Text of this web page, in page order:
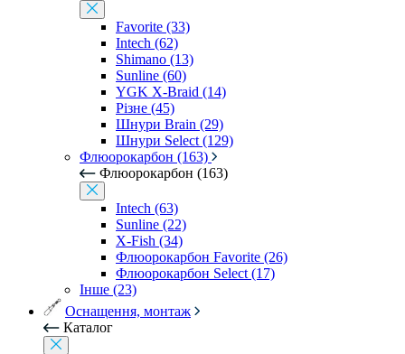
Favorite (33)
Intech (62)
Shimano (13)
Sunline (60)
YGK X-Braid (14)
Різне (45)
Шнури Brain (29)
Шнури Select (129)
Флюорокарбон (163)
Флюорокарбон (163)
Intech (63)
Sunline (22)
X-Fish (34)
Флюорокарбон Favorite (26)
Флюорокарбон Select (17)
Інше (23)
Оснащення, монтаж
Каталог